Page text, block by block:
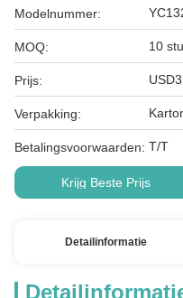
Modelnummer:
MOQ: 10
Prijs:
Verpakking:
Betalingsvoorwaarden: T/T
Krijg Beste Prijs
Detailinformatie